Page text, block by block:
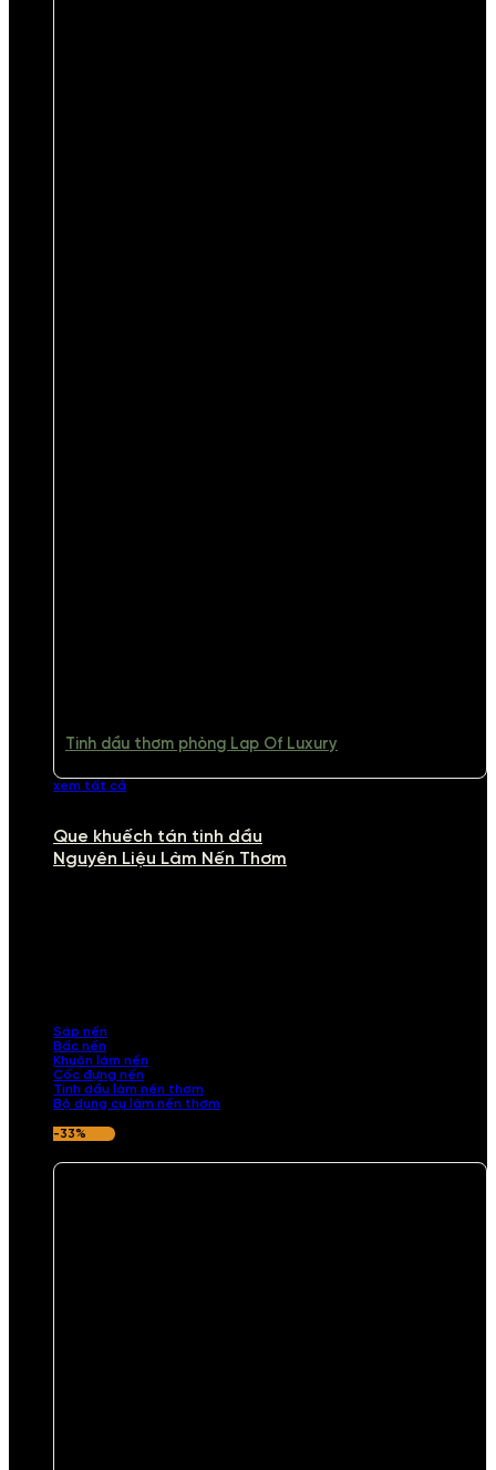
Tinh dầu thơm phòng Lap Of Luxury
xem tất cả
Que khuếch tán tinh dầu
Nguyên Liệu Làm Nến Thơm
Sáp nến
Bấc nến
Khuôn làm nến
Cốc đựng nến
Tinh dầu làm nến thơm
Bộ dụng cụ làm nến thơm
-33%